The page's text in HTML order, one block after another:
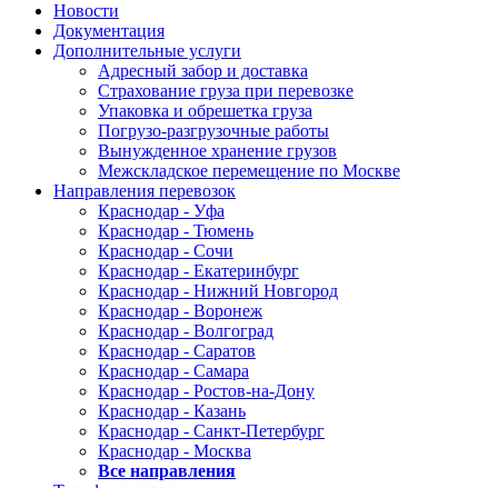
Новости
Документация
Дополнительные услуги
Адресный забор и доставка
Страхование груза при перевозке
Упаковка и обрешетка груза
Погрузо-разгрузочные работы
Вынужденное хранение грузов
Межскладское перемещение по Москве
Направления перевозок
Краснодар - Уфа
Краснодар - Тюмень
Краснодар - Сочи
Краснодар - Екатеринбург
Краснодар - Нижний Новгород
Краснодар - Воронеж
Краснодар - Волгоград
Краснодар - Саратов
Краснодар - Самара
Краснодар - Ростов-на-Дону
Краснодар - Казань
Краснодар - Санкт-Петербург
Краснодар - Москва
Все направления